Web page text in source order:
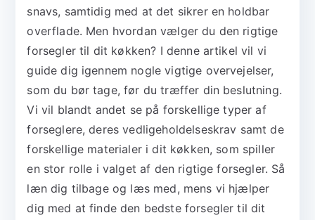
snavs, samtidig med at det sikrer en holdbar
overflade. Men hvordan vælger du den rigtige
forsegler til dit køkken? I denne artikel vil vi
guide dig igennem nogle vigtige overvejelser,
som du bør tage, før du træffer din beslutning.
Vi vil blandt andet se på forskellige typer af
forseglere, deres vedligeholdelseskrav samt de
forskellige materialer i dit køkken, som spiller
en stor rolle i valget af den rigtige forsegler. Så
læn dig tilbage og læs med, mens vi hjælper
dig med at finde den bedste forsegler til dit